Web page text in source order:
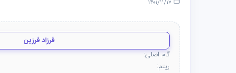
فرزاد فرزین
گام اصلی:
ریتم: